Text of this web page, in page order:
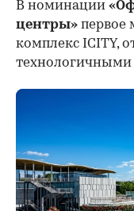
В номинации
центры» первое
комплекс ICITY,
технологичными